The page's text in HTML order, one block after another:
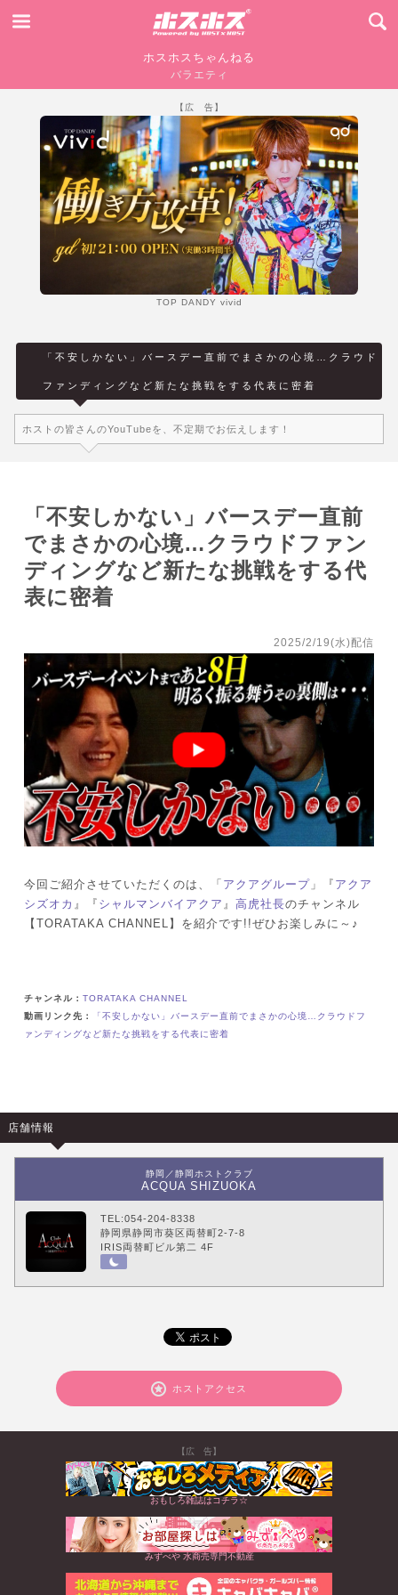
ホスホスちゃんねる
バラエティ
【広 告】
TOP DANDY vivid
「不安しかない」バースデー直前でまさかの心境…クラウド
ファンディングなど新たな挑戦をする代表に密着
ホストの皆さんのYouTubeを、不定期でお伝えします！
「不安しかない」バースデー直前
でまさかの心境…クラウドファン
ディングなど新たな挑戦をする代
表に密着
2025/2/19(水)配信
今回ご紹介させていただくのは、「 アクアグループ」『 アクア
シズオカ 』『 シャルマンバイアクア 』 高虎社長のチャンネル
【TORATAKA CHANNEL】を紹介です!!ぜひお楽しみに～♪
チャンネル： TORATAKA CHANNEL
動画リンク先：
「不安しかない」バースデー直前でまさかの心境…クラウドフ
ァンディングなど新たな挑戦をする代表に密着
店舗情報
静岡／静岡ホストクラブ
ACQUA SHIZUOKA
TEL:054-204-8338
静岡県静岡市葵区両替町2-7-8
IRIS両替町ビル第二 4F
ホストアクセス
【広 告】
おもしろ雑誌はコチラ☆
みずべや 水商売専門不動産